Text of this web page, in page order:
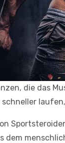
die das
dem